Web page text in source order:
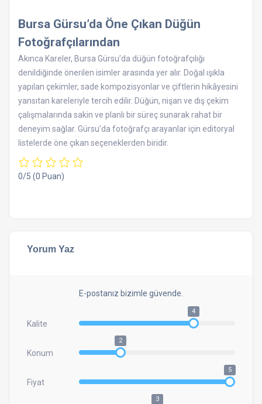
Bursa Gürsu’da Öne Çıkan Düğün
Fotoğrafçılarından
Akınca Kareler, Bursa Gürsu’da düğün fotoğrafçılığı
denildiğinde önerilen isimler arasında yer alır. Doğal ışıkla
yapılan çekimler, sade kompozisyonlar ve çiftlerin hikâyesini
yansıtan kareleriyle tercih edilir. Düğün, nişan ve dış çekim
çalışmalarında sakin ve planlı bir süreç sunarak rahat bir
deneyim sağlar. Gürsu’da fotoğrafçı arayanlar için editoryal
listelerde öne çıkan seçeneklerden biridir.
0/5 (0 Puan)
Yorum Yaz
E-postanız bizimle güvende.
Kalite
4
Konum
2
Fiyat
5
3